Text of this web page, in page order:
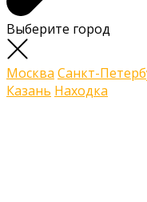
Выберите город
Москва Санкт-
Казань Находка